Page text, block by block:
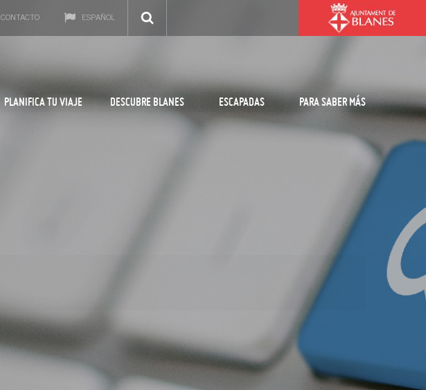
CONTACTO ESPAÑOL
PLANIFICA TU VIAJE DESCUBRE BLANES ESCAPADAS PARA SABER MÁS